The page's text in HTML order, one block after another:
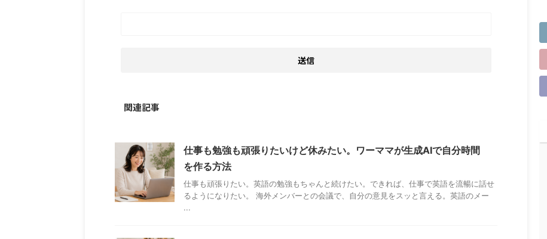
関連記事
仕事も勉強も頑張りたいけど休みたい。ワーママが生成AIで自分時間
を作る方法
仕事も頑張りたい。英語の勉強もちゃんと続けたい。できれば、仕事で英語を流暢に話せ
るようになりたい。 海外メンバーとの会議で、自分の意見をスッと言える。英語のメー
...